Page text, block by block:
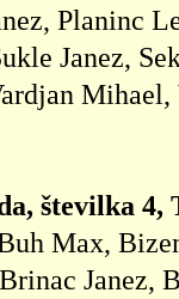
Planinc
Janez,
številka 4,
Max,
Janez,